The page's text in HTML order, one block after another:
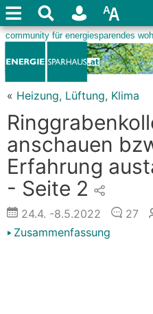
« Heizung, Lüftung, Klima
anschauen
Erfahrung
- Seite 2
24.4. -8.5.2022 27
Zusammenfassung